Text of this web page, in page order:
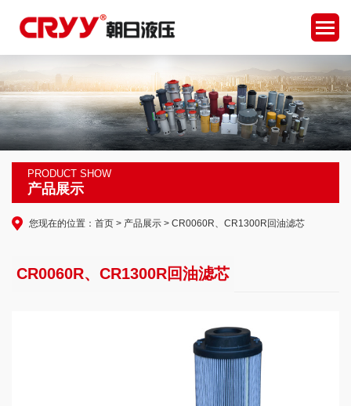
PRODUCT SHOW
产品展示
您现在的位置： 首页 > 产品展示 > CR0060R、CR1300R回油滤芯
CR0060R、CR1300R回油滤芯